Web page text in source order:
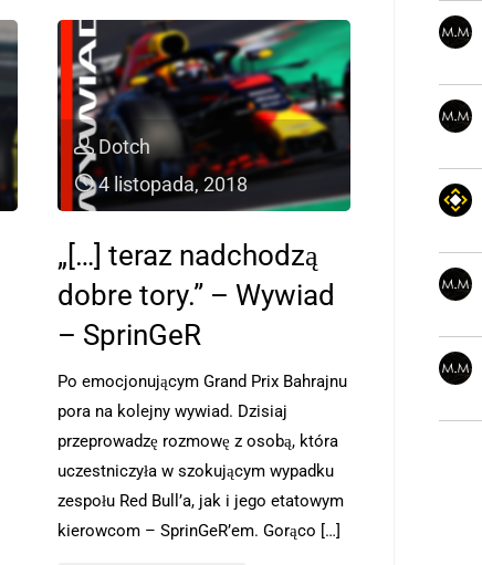
Dotch
4 listopada, 2018
„[…] teraz nadchodzą
dobre tory.” – Wywiad
– SprinGeR
Po emocjonującym Grand Prix Bahrajnu
pora na kolejny wywiad. Dzisiaj
przeprowadzę rozmowę z osobą, która
uczestniczyła w szokującym wypadku
zespołu Red Bull’a, jak i jego etatowym
kierowcom – SprinGeR’em. Gorąco […]